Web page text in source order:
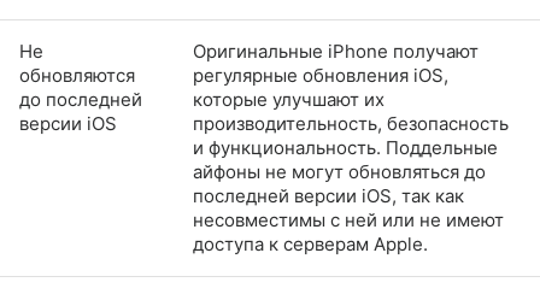
Не
обновляются
до последней
версии iOS
Оригинальные iPhone получают
регулярные обновления iOS,
которые улучшают их
производительность, безопасность
и функциональность. Поддельные
айфоны не могут обновляться до
последней версии iOS, так как
несовместимы с ней или не имеют
доступа к серверам Apple.